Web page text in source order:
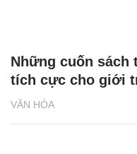
VĂN HÓA
Những cuốn sách
tích cực cho giới